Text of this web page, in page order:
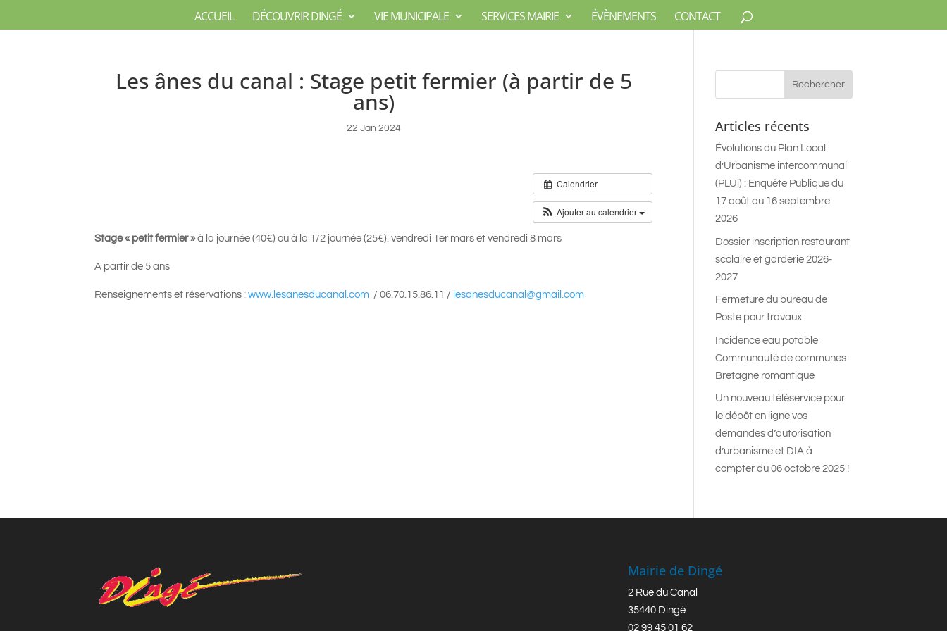
ACCUEIL DÉCOUVRIR DINGÉ VIE MUNICIPALE SERVICES MAIRIE ÉVÈNEMENTS CONTACT
Les ânes du canal : Stage petit fermier (à partir de 5
ans)
22 Jan 2024
Calendrier
Ajouter au calendrier
Stage « petit fermier »à la journée (40€) ou à la 1/2 journée (25€). vendredi 1er mars et vendredi 8 mars
A partir de 5 ans
Renseignements et réservations :www.lesanesducanal.com / 06.70.15.86.11 / lesanesducanal@gmail.com
Articles récents
Évolutions du Plan Local
d’Urbanisme intercommunal
(PLUi) : Enquête Publique du
17 août au 16 septembre
2026
Dossier inscription restaurant
scolaire et garderie 2026-
2027
Fermeture du bureau de
Poste pour travaux
Incidence eau potable
Communauté de communes
Bretagne romantique
Un nouveau téléservice pour
le dépôt en ligne vos
demandes d’autorisation
d’urbanisme et DIA à
compter du 06 octobre 2025 !
Mairie de Dingé
2 Rue du Canal
35440 Dingé
02 99 45 01 62